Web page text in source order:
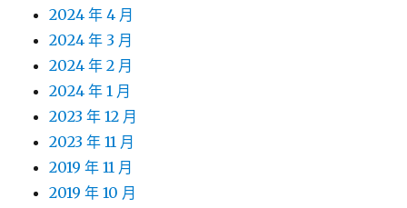
2024 年 4 月
2024 年 3 月
2024 年 2 月
2024 年 1 月
2023 年 12 月
2023 年 11 月
2019 年 11 月
2019 年 10 月